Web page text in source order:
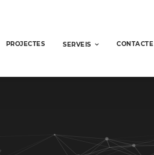
PROJECTES SERVEIS CONTACTE